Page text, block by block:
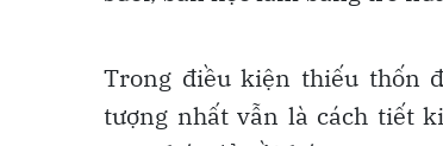
Trong điều kiện thiếu thốn
tượng nhất vẫn là cách tiết